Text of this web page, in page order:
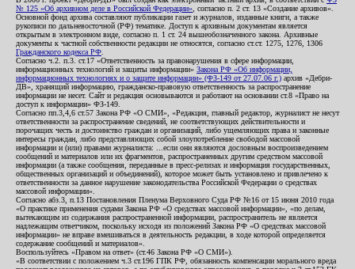
№ 125 «Об архивном деле в Российской Федерации» , согласно п. 2 ст. 13 «Создание архивов».
Основной фонд архива составляют публикации газет и журналов, изданные книги, а также
рукописи по дальневосточной (РФ) тематике. Доступ к архивным документам является
открытым в электронном виде, согласно п. 1 ст. 24 вышеобозначенного закона. Архивные
документы к частной собственности редакции не относятся, согласно ст.ст. 1275, 1276, 1306
Гражданского кодекса РФ
Согласно ч.2. п.3. ст.17 «Ответственность за правонарушения в сфере информации,
информационных технологий и защиты информации» Закона РФ «Об информации,
информационных технологиях и о защите информации» (ФЗ-149 от 27.07.06 г.) архив «Дебри-
ДВ», хранящий информацию, гражданско-правовую ответственность за распространение
информации не несет. Сайт и редакция основываются и работают на основании ст.8 «Право на
доступ к информации» ФЗ-149.
Согласно пп.3,4,6 ст.57 Закона РФ «О СМИ», «Редакция, главный редактор, журналист не несут
ответственности за распространение сведений, не соответствующих действительности и
порочащих честь и достоинство граждан и организаций, либо ущемляющих права и законные
интересы граждан, либо представляющих собой злоупотребление свободой массовой
информации и (или) правами журналиста: ...если они являются дословным воспроизведением
сообщений и материалов или их фрагментов, распространенных другим средством массовой
информации (а также сообщения, переданные в пресс-релизах и информация государственных,
общественных организаций и объединений), которое может быть установлено и привлечено к
ответственности за данное нарушение законодательства Российской Федерации о средствах
массовой информации».
Согласно абз.3, п.13 Постановления Пленума Верховного Суда РФ №16 от 15 июня 2010 года
«О практике применения судами Закона РФ «О средствах массовой информации», «по делам,
вытекающим из содержания распространенной информации, распространитель не является
надлежащим ответчиком, поскольку исходя из положений Закона РФ «О средствах массовой
информации» не вправе вмешиваться в деятельность редакции, в ходе которой определяется
содержание сообщений и материалов».
Воспользуйтесь «Правом на ответ» (ст.46 Закона РФ «О СМИ»).
«В соответствии с положением ч.3 ст.196 ГПК РФ, обязанность компенсации морального вреда